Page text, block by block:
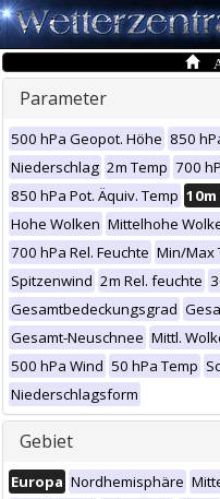
Parameter
500 hPa Geopot. Höhe 850
Niederschlag 2m Temp 700
850 hPa Pot. Äquiv. Temp
Hohe Wolken Mittelhohe
700 hPa Rel. Feuchte Min/Max
Spitzenwind 2m Rel. feuchte
Gesamtbedeckungsgrad
Gesamt-Neuschnee Mittl.
500 hPa Wind 50 hPa Temp
Niederschlagsform
Gebiet
Europa Nordhemisphäre